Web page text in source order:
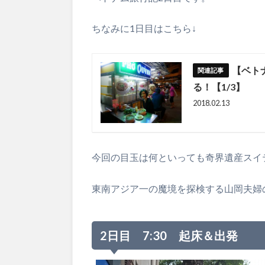
ちなみに1日目はこちら↓
【ベ
る！【1/3】
2018.02.13
今回の目玉は何といっても奇界遺産ス
東南アジア一の魔境を探検する山岡夫
2日目 7:30 起床＆出発